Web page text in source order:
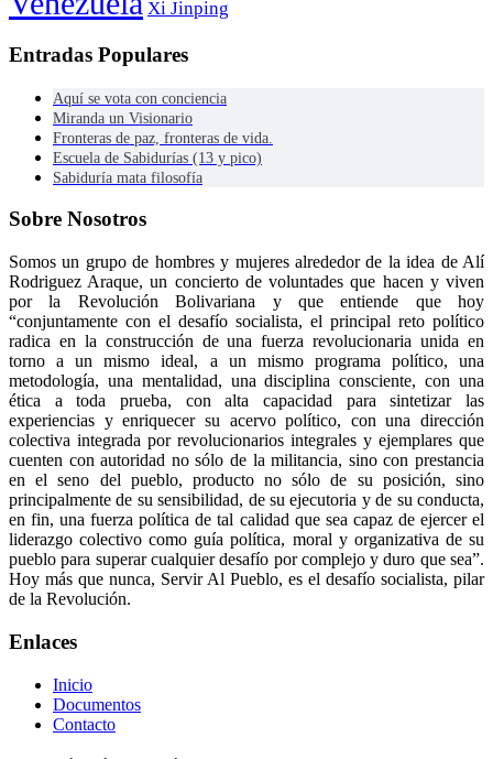
Xi Jinping
Entradas Populares
Aquí se vota con conciencia
Miranda un Visionario
Fronteras de paz, fronteras de vida.
Escuela de Sabidurías (13 y pico)
Sabiduría mata filosofía
Sobre Nosotros
Somos un grupo de hombres y mujeres alrededor de la idea de Alí
Rodriguez Araque, un concierto de voluntades que hacen y viven
por la Revolución Bolivariana y que entiende que hoy
“conjuntamente con el desafío socialista, el principal reto político
radica en la construcción de una fuerza revolucionaria unida en
torno a un mismo ideal, a un mismo programa político, una
metodología, una mentalidad, una disciplina consciente, con una
ética a toda prueba, con alta capacidad para sintetizar las
experiencias y enriquecer su acervo político, con una dirección
colectiva integrada por revolucionarios integrales y ejemplares que
cuenten con autoridad no sólo de la militancia, sino con prestancia
en el seno del pueblo, producto no sólo de su posición, sino
principalmente de su sensibilidad, de su ejecutoria y de su conducta,
en fin, una fuerza política de tal calidad que sea capaz de ejercer el
liderazgo colectivo como guía política, moral y organizativa de su
pueblo para superar cualquier desafío por complejo y duro que sea”.
Hoy más que nunca, Servir Al Pueblo, es el desafío socialista, pilar
de la Revolución.
Enlaces
Inicio
Documentos
Contacto